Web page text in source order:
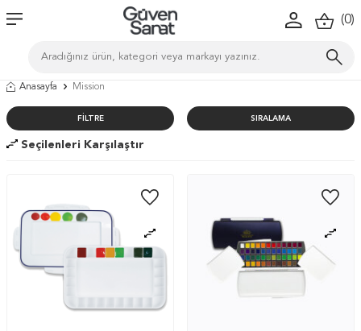
(0)
Anasayfa Mission
FILTRE SIRALAMA
Seçilenleri Karşılaştır